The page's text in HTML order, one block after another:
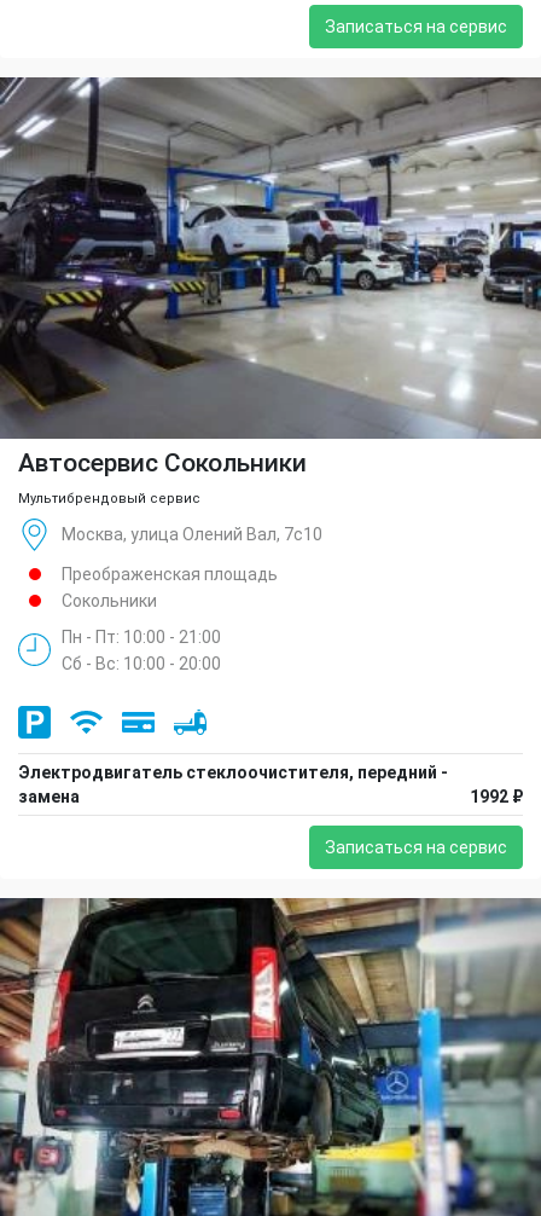
Записаться на сервис
Автосервис Сокольники
Мультибрендовый сервис
Москва, улица Олений Вал, 7с10
Преображенская площадь
Сокольники
Пн - Пт: 10:00 - 21:00
Сб - Вс: 10:00 - 20:00
Электродвигатель стеклоочистителя, передний -
замена
1992 ₽
Записаться на сервис